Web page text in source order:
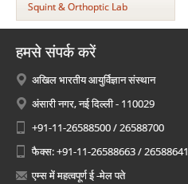
Squint & Orthoptic Lab
हमसे संपर्क करें
अखिल भारतीय आयुर्विज्ञान संस्थान
अंसारी नगर, नई दिल्ली - 110029
+91-11-26588500 / 26588700
फैक्स: +91-11-26588663 / 26588641
एम्स में महत्वपूर्ण ई -मेल पते